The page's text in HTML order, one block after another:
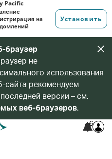
браузер
не
использования
сайта рекомендуем
версии – см.
веб-браузеров.
6